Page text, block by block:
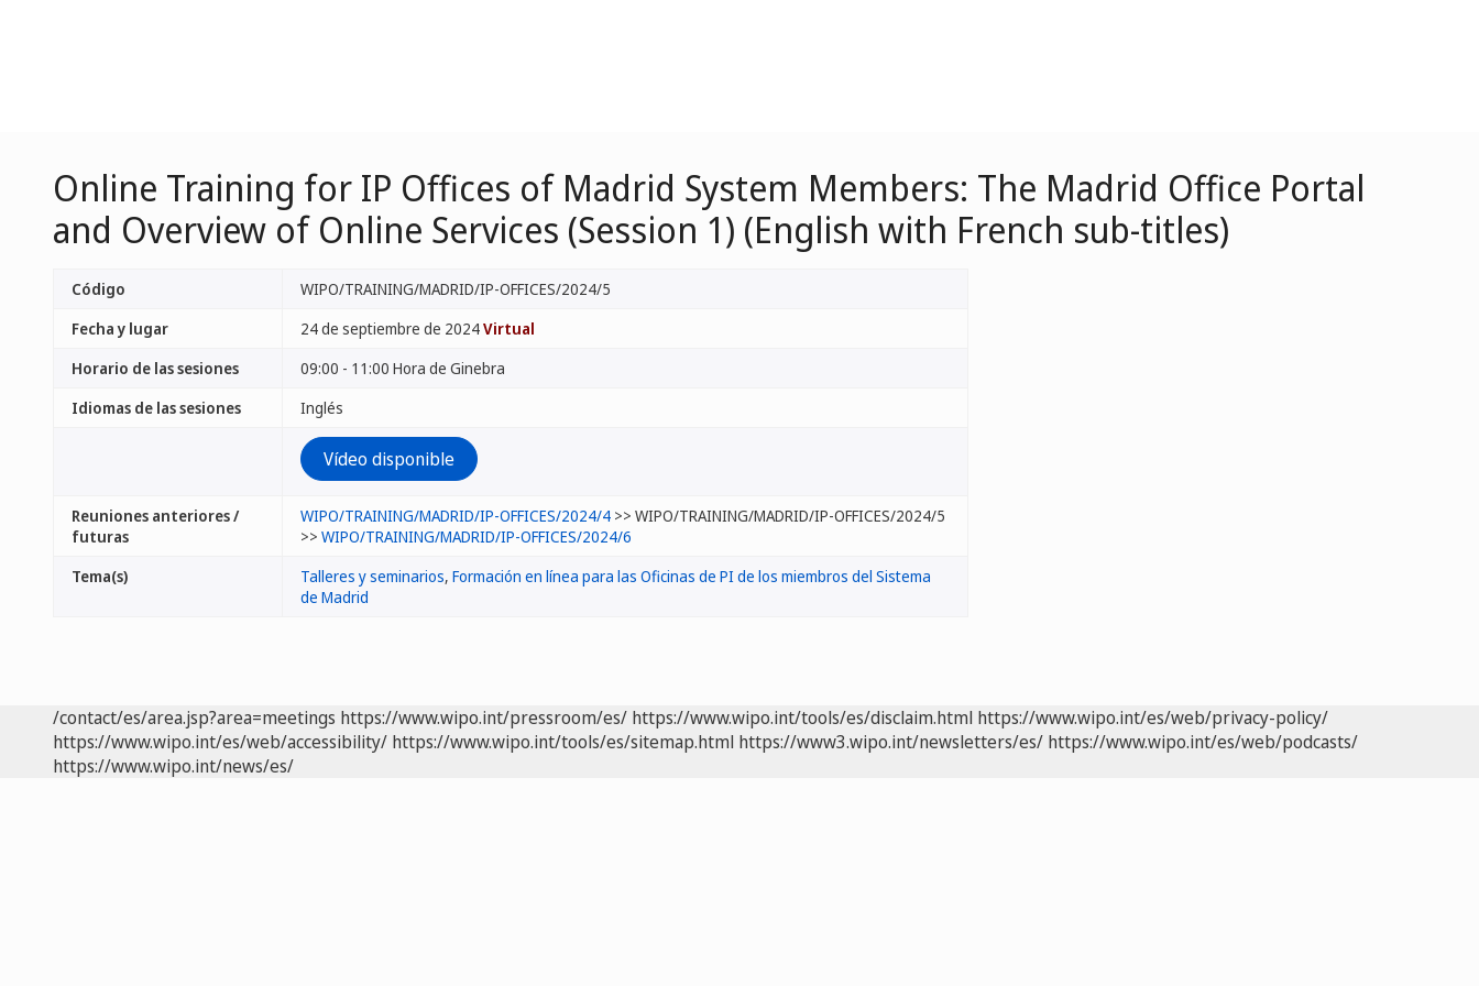
Online Training for IP Offices of Madrid System Members: The Madrid Office Portal
and Overview of Online Services (Session 1) (English with French sub-titles)
Código
WIPO/TRAINING/MADRID/IP-OFFICES/2024/5
Fecha y lugar
24 de septiembre de 2024Virtual
Horario de las sesiones
09:00 - 11:00 Hora de Ginebra
Idiomas de las sesiones
Inglés
Vídeo disponible
Reuniones anteriores /
futuras
WIPO/TRAINING/MADRID/IP-OFFICES/2024/4 >> WIPO/TRAINING/MADRID/IP-OFFICES/2024/5
>> WIPO/TRAINING/MADRID/IP-OFFICES/2024/6
Tema(s)
Talleres y seminarios, Formación en línea para las Oficinas de PI de los miembros del Sistema
de Madrid
/contact/es/area.jsp?area=meetings https://www.wipo.int/pressroom/es/ https://www.wipo.int/tools/es/disclaim.html https://www.wipo.int/es/web/privacy-policy/
https://www.wipo.int/es/web/accessibility/ https://www.wipo.int/tools/es/sitemap.html https://www3.wipo.int/newsletters/es/ https://www.wipo.int/es/web/podcasts/
https://www.wipo.int/news/es/